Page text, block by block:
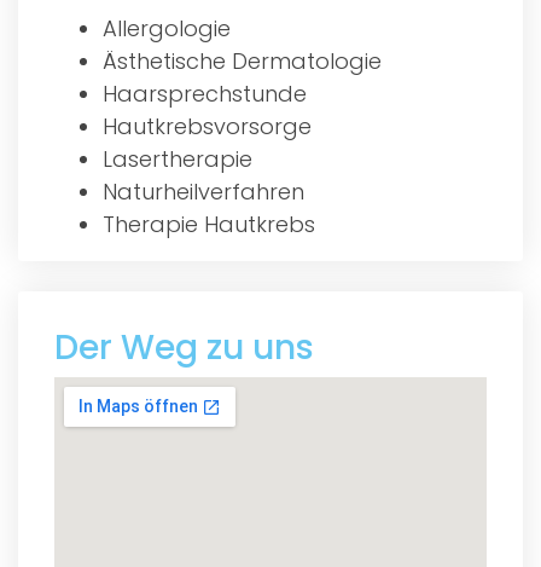
Allergologie
Ästhetische Dermatologie
Haarsprechstunde
Hautkrebsvorsorge
Lasertherapie
Naturheilverfahren
Therapie Hautkrebs
Der Weg zu uns